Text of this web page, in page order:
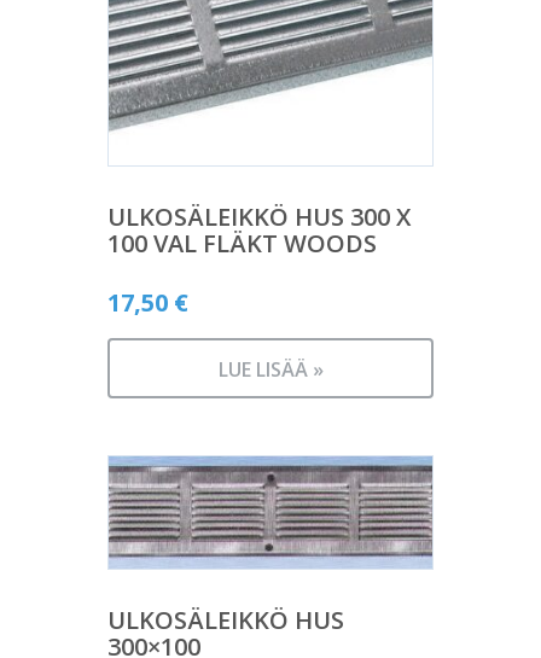
ULKOSÄLEIKKÖ HUS 300 X
100 VAL FLÄKT WOODS
17,50 €
LUE LISÄÄ »
ULKOSÄLEIKKÖ HUS
300×100